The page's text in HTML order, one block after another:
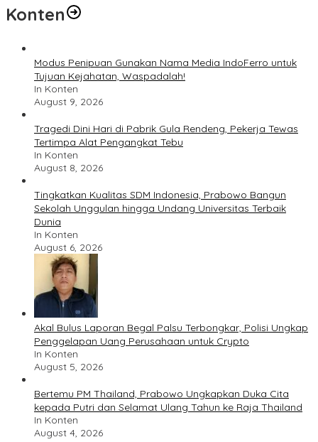
Konten
Modus Penipuan Gunakan Nama Media IndoFerro untuk
Tujuan Kejahatan, Waspadalah!
In Konten
August 9, 2026
Tragedi Dini Hari di Pabrik Gula Rendeng, Pekerja Tewas
Tertimpa Alat Pengangkat Tebu
In Konten
August 8, 2026
Tingkatkan Kualitas SDM Indonesia, Prabowo Bangun
Sekolah Unggulan hingga Undang Universitas Terbaik
Dunia
In Konten
August 6, 2026
Akal Bulus Laporan Begal Palsu Terbongkar, Polisi Ungkap
Penggelapan Uang Perusahaan untuk Crypto
In Konten
August 5, 2026
Bertemu PM Thailand, Prabowo Ungkapkan Duka Cita
kepada Putri dan Selamat Ulang Tahun ke Raja Thailand
In Konten
August 4, 2026